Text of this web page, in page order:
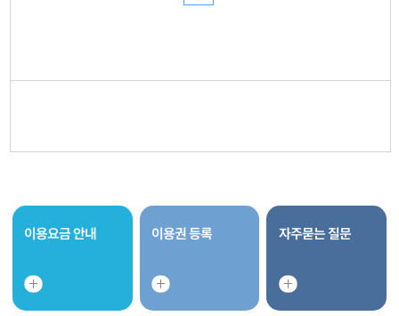
이용요금 안내 이용권 등록 자주묻는 질문